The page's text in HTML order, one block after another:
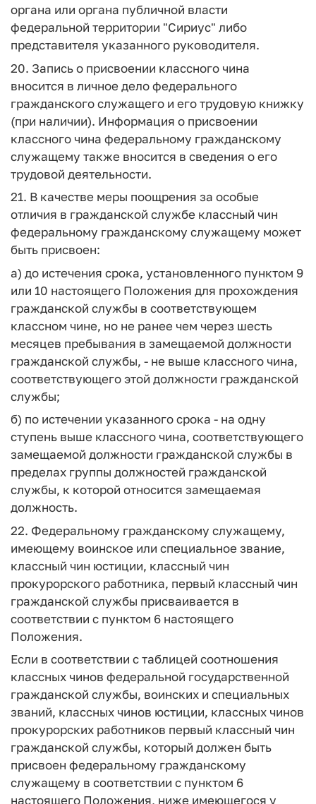
органа или органа публичной власти
федеральной территории "Сириус" либо
представителя указанного руководителя.
20. Запись о присвоении классного чина
вносится в личное дело федерального
гражданского служащего и его трудовую книжку
(при наличии). Информация о присвоении
классного чина федеральному гражданскому
служащему также вносится в сведения о его
трудовой деятельности.
21. В качестве меры поощрения за особые
отличия в гражданской службе классный чин
федеральному гражданскому служащему может
быть присвоен:
а) до истечения срока, установленного пунктом 9
или 10 настоящего Положения для прохождения
гражданской службы в соответствующем
классном чине, но не ранее чем через шесть
месяцев пребывания в замещаемой должности
гражданской службы, - не выше классного чина,
соответствующего этой должности гражданской
службы;
б) по истечении указанного срока - на одну
ступень выше классного чина, соответствующего
замещаемой должности гражданской службы в
пределах группы должностей гражданской
службы, к которой относится замещаемая
должность.
22. Федеральному гражданскому служащему,
имеющему воинское или специальное звание,
классный чин юстиции, классный чин
прокурорского работника, первый классный чин
гражданской службы присваивается в
соответствии с пунктом 6 настоящего
Положения.
Если в соответствии с таблицей соотношения
классных чинов федеральной государственной
гражданской службы, воинских и специальных
званий, классных чинов юстиции, классных чинов
прокурорских работников первый классный чин
гражданской службы, который должен быть
присвоен федеральному гражданскому
служащему в соответствии с пунктом 6
настоящего Положения, ниже имеющегося у